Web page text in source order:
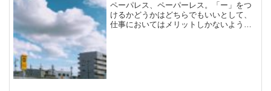
ペーパレス、ペーパーレス。「ー」をつ
けるかどうかはどちらでもいいとして、
仕事においてはメリットしかないような